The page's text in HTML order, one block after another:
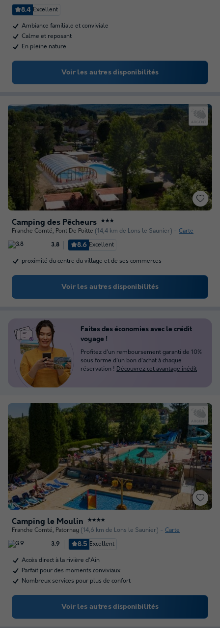
8.4 Excellent
Ambiance familiale et conviviale
Calme et reposant
En pleine nature
Voir les autres disponibilités
Camping des Pêcheurs ★★★
Franche Comté, Pont De Poitte (14,4 km de Lons le Saunier) Carte
3.8 8.6 Excellent
proximité du centre du village et de ses commerces
Voir les autres disponibilités
Camping le Moulin ★★★★
Franche Comté, Patornay (14,6 km de Lons le Saunier) Carte
3.9 8.5 Excellent
Accès direct à la rivière d'Ain
Parfait pour des moments conviviaux
Nombreux services pour plus de confort
Voir les autres disponibilités
Faites des économies avec le crédit
voyage !
Profitez d'un remboursement garanti de 10%
sous forme d'un bon d'achat à chaque
réservation ! Découvrez cet avantage inédit